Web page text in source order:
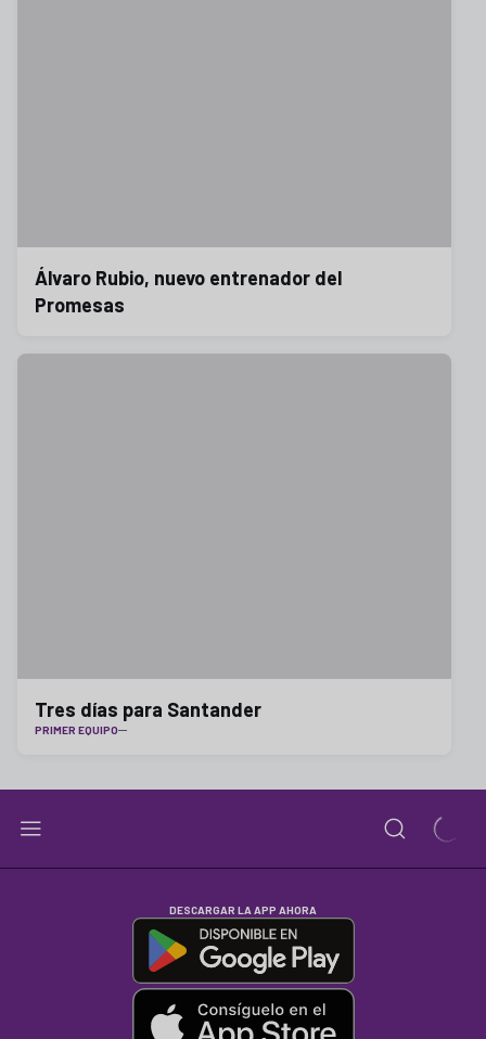
Álvaro Rubio, nuevo entrenador del
Promesas
Tres días para Santander
PRIMER EQUIPO
DESCARGAR LA APP AHORA